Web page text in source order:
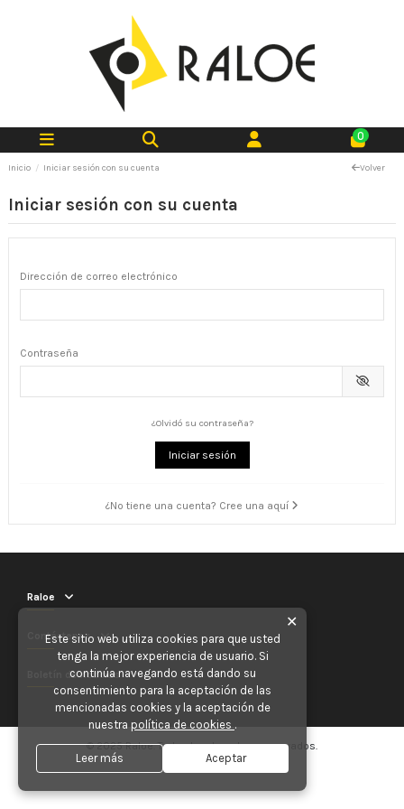
0
Inicio Iniciar sesión con su cuenta Volver
Iniciar sesión con su cuenta
Dirección de correo electrónico
Contraseña
¿Olvidó su contraseña?
Iniciar sesión
¿No tiene una cuenta? Cree una aquí
Raloe
Contáctenos
Boletín de noticias
© 2025 Raloe. Todos los derechos reservados.
✕
Este sitio web utiliza cookies para que usted
tenga la mejor experiencia de usuario. Si
continúa navegando está dando su
consentimiento para la aceptación de las
mencionadas cookies y la aceptación de
nuestra política de cookies .
Leer más Aceptar